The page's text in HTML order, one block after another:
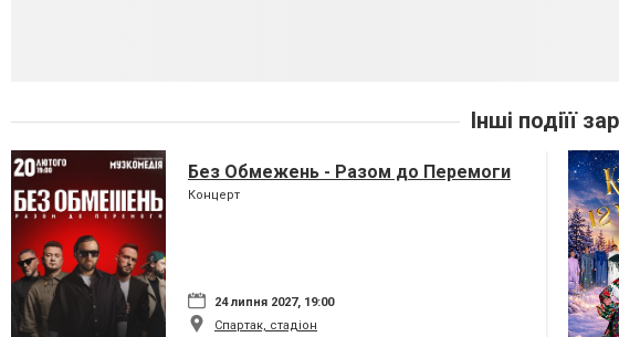
Інші подіїї
Без Обмежень - Разом до Перемоги
Концерт
24 липня 2027, 19:00
Спартак, стадіон